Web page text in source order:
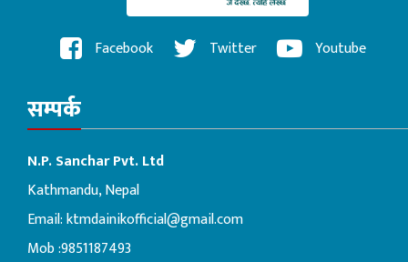
Facebook Twitter Youtube
सम्पर्क
N.P. Sanchar Pvt. Ltd
Kathmandu, Nepal
Email:ktmdainikofficial@gmail.com
Mob :9851187493